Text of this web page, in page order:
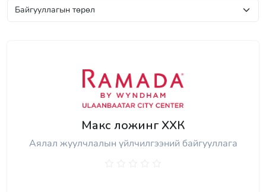
Макс ложинг ХХК
Аялал жуулчлалын үйлчилгээний байгууллага